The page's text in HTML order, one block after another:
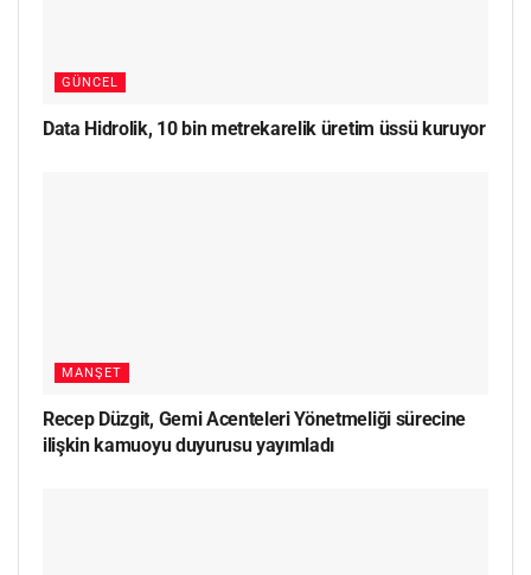
GÜNCEL
Data Hidrolik, 10 bin metrekarelik üretim üssü kuruyor
MANŞET
Recep Düzgit, Gemi Acenteleri Yönetmeliği sürecine
ilişkin kamuoyu duyurusu yayımladı